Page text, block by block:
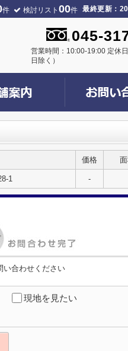
件 検討リスト 00件 最終更新：
045-
営業時間：10:00-19:00 定休
日除く）
価格
1 -
い合わせください
現地を見たい